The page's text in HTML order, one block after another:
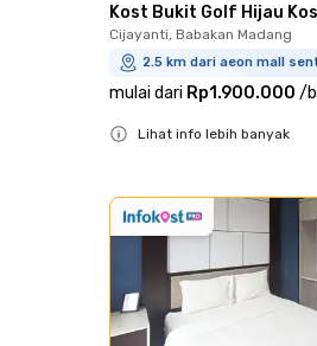
Kost Bukit Golf Hijau
Cijayanti, Babakan Madang
2.5 km dari aeon mall
mulai dari Rp1.900.000 /
Lihat info lebih banyak